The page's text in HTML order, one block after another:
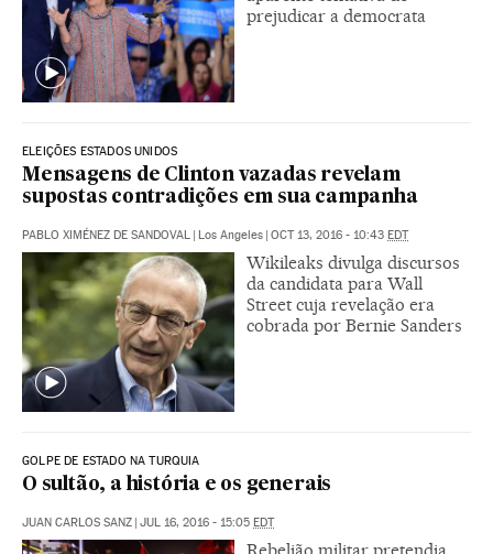
prejudicar a democrata
ELEIÇÕES ESTADOS UNIDOS
Mensagens de Clinton vazadas revelam
supostas contradições em sua campanha
PABLO XIMÉNEZ DE SANDOVAL | Los Angeles | OCT 13, 2016 - 10:43 EDT
Wikileaks divulga discursos
da candidata para Wall
Street cuja revelação era
cobrada por Bernie Sanders
GOLPE DE ESTADO NA TURQUIA
O sultão, a história e os generais
JUAN CARLOS SANZ | JUL 16, 2016 - 15:05 EDT
Rebelião militar pretendia